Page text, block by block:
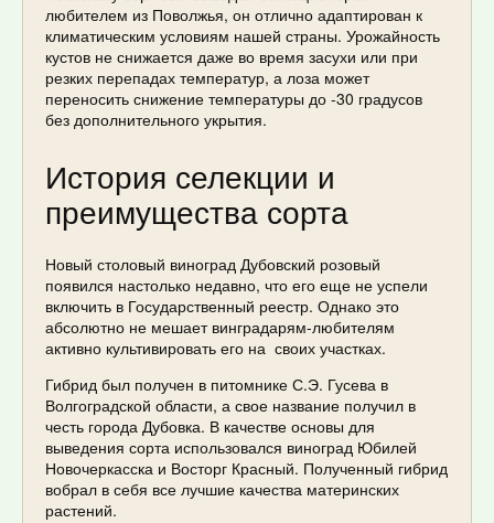
любителем из Поволжья, он отлично адаптирован к
климатическим условиям нашей страны. Урожайность
кустов не снижается даже во время засухи или при
резких перепадах температур, а лоза может
переносить снижение температуры до -30 градусов
без дополнительного укрытия.
История селекции и
преимущества сорта
Новый столовый виноград Дубовский розовый
появился настолько недавно, что его еще не успели
включить в Государственный реестр. Однако это
абсолютно не мешает винградарям-любителям
активно культивировать его на своих участках.
Гибрид был получен в питомнике С.Э. Гусева в
Волгоградской области, а свое название получил в
честь города Дубовка. В качестве основы для
выведения сорта использовался виноград Юбилей
Новочеркасска и Восторг Красный. Полученный гибрид
вобрал в себя все лучшие качества материнских
растений.